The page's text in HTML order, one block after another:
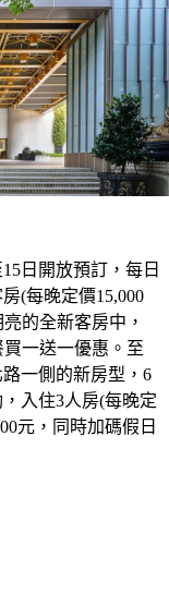
日開放預訂，每日
(每晚定價15,000
的全新客房中，
一送一優惠。至
一側的新房型，6
入住3人房(每晚定
元，同時加碼假日